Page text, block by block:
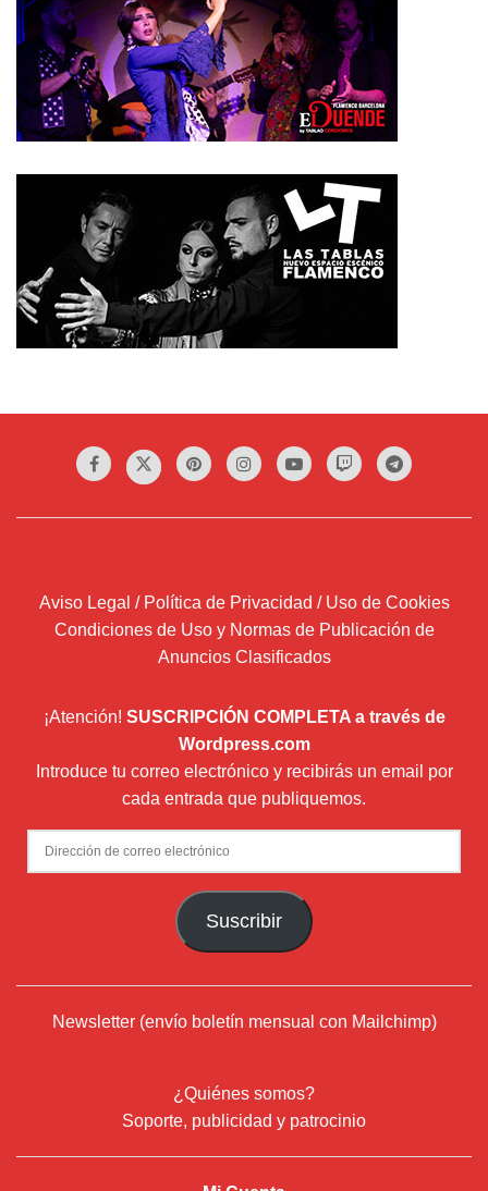
Aviso Legal / Política de Privacidad / Uso de Cookies
Condiciones de Uso y Normas de Publicación de
Anuncios Clasificados
¡Atención! SUSCRIPCIÓN COMPLETA a través de
Wordpress.com
Introduce tu correo electrónico y recibirás un email por
cada entrada que publiquemos.
Dirección
de
Suscribir
Newsletter (envío boletín mensual con Mailchimp)
¿Quiénes somos?
Soporte, publicidad y patrocinio